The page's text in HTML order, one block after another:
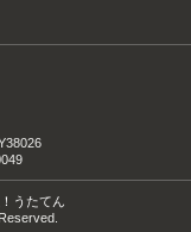
うたてん